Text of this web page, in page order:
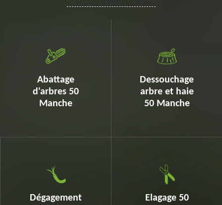
Abattage
d'arbres 50
Manche
Dessouchage
arbre et haie
50 Manche
Dégagement Elagage 50